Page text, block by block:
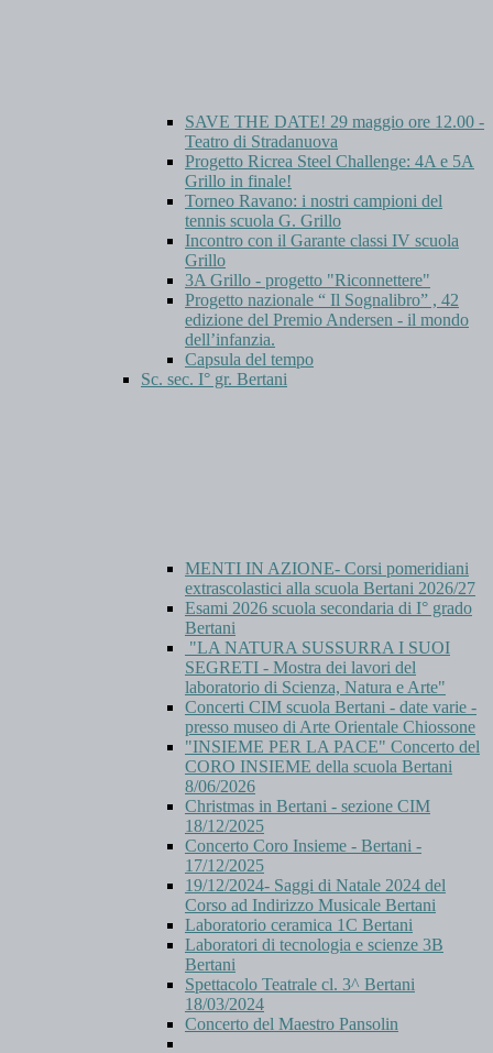
SAVE THE DATE! 29 maggio ore 12.00 -
Teatro di Stradanuova
Progetto Ricrea Steel Challenge: 4A e 5A
Grillo in finale!
Torneo Ravano: i nostri campioni del
tennis scuola G. Grillo
Incontro con il Garante classi IV scuola
Grillo
3A Grillo - progetto "Riconnettere"
Progetto nazionale “ Il Sognalibro” , 42
edizione del Premio Andersen - il mondo
dell’infanzia.
Capsula del tempo
Sc. sec. I° gr. Bertani
MENTI IN AZIONE- Corsi pomeridiani
extrascolastici alla scuola Bertani 2026/27
Esami 2026 scuola secondaria di I° grado
Bertani
"LA NATURA SUSSURRA I SUOI
SEGRETI - Mostra dei lavori del
laboratorio di Scienza, Natura e Arte"
Concerti CIM scuola Bertani - date varie -
presso museo di Arte Orientale Chiossone
"INSIEME PER LA PACE" Concerto del
CORO INSIEME della scuola Bertani
8/06/2026
Christmas in Bertani - sezione CIM
18/12/2025
Concerto Coro Insieme - Bertani -
17/12/2025
19/12/2024- Saggi di Natale 2024 del
Corso ad Indirizzo Musicale Bertani
Laboratorio ceramica 1C Bertani
Laboratori di tecnologia e scienze 3B
Bertani
Spettacolo Teatrale cl. 3^ Bertani
18/03/2024
Concerto del Maestro Pansolin